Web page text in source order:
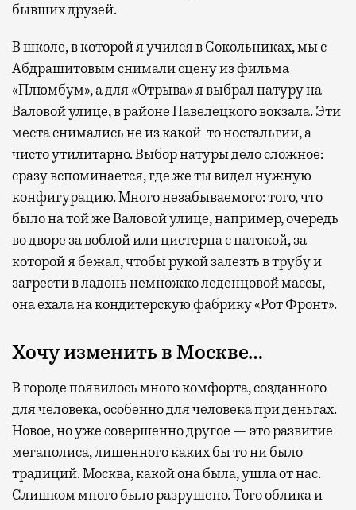
бывших друзей.
В школе, в которой я учился в Сокольниках, мы с
Абдрашитовым снимали сцену из фильма
«Плюмбум», а для «Отрыва» я выбрал натуру на
Валовой улице, в районе Павелецкого вокзала. Эти
места снимались не из какой-то ностальгии, а
чисто утилитарно. Выбор натуры дело сложное:
сразу вспоминается, где же ты видел нужную
конфигурацию. Много незабываемого: того, что
было на той же Валовой улице, например, очередь
во дворе за воблой или цистерна с патокой, за
которой я бежал, чтобы рукой залезть в трубу и
загрести в ладонь немножко леденцовой массы,
она ехала на кондитерскую фабрику «Рот Фронт».
Хочу изменить в Москве…
В городе появилось много комфорта, созданного
для человека, особенно для человека при деньгах.
Новое, но уже совершенно другое — это развитие
мегаполиса, лишенного каких бы то ни было
традиций. Москва, какой она была, ушла от нас.
Слишком много было разрушено. Того облика и